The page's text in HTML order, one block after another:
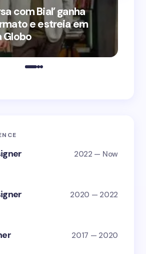
com Bial’ ganha
e estreia em
Globo
2022 — Now
2020 — 2022
2017 — 2020